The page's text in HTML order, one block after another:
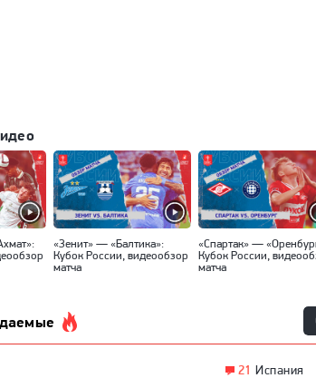
«Зенит» — «Балтика»:
Кубок России, видеообзор
матча
«Спартак» —
Кубок России,
матча
21 Испания